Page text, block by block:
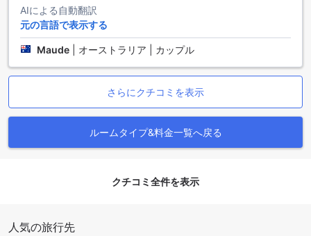
設を提供しています。お客様は、快適な滞在をお楽しみいた
だくために、コーヒーショップ、レストラン、ルームサービ
スを利用することができます。また、BBQ施設や共用キッチ
ンもご利用いただけます。日々のハウスキーピングサービス
す。ホテル内にはハラールレストランもあり、朝食にはブレ
ックファーストブッフェやコンチネンタルブレックファース
グラハ ビーチ センギギ ホテルの魅力的な客室ラインナップ
広々としたデラックストリプルベッドルームは、32平方メー
32平方メートルの広さで、ゆったりとくつろげる空間を提供
AIによる自動翻訳
元の言語で表示する
Maude オーストラリア | カップル
さらにクチコミを表示
ルームタイプ&料金一覧へ戻る
クチコミ全件を表示
人気の旅行先